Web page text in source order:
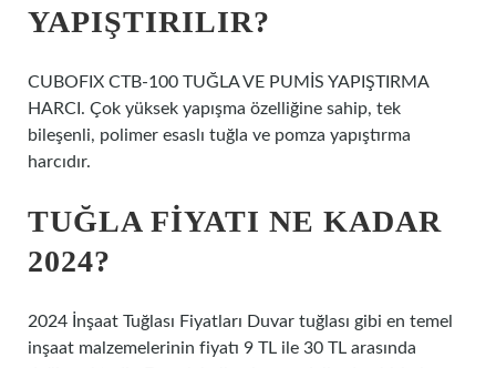
YAPIŞTIRILIR?
CUBOFIX CTB-100 TUĞLA VE PUMİS YAPIŞTIRMA
HARCI. Çok yüksek yapışma özelliğine sahip, tek
bileşenli, polimer esaslı tuğla ve pomza yapıştırma
harcıdır.
TUĞLA FIYATI NE KADAR
2024?
2024 İnşaat Tuğlası Fiyatları Duvar tuğlası gibi en temel
inşaat malzemelerinin fiyatı 9 TL ile 30 TL arasında